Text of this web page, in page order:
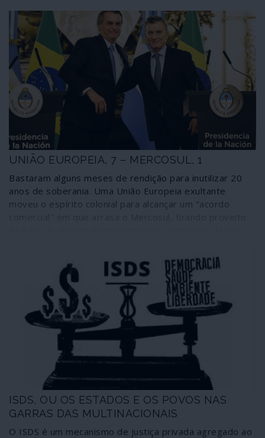
interesses coloniais na América Latina. Foram criados na
Venezuela pelo homem de Trump, Elliot Abrams, que há
30 anos os forjara na Nicarágua.
UNIÃO EUROPEIA, 7 – MERCOSUL, 1
Bastaram alguns meses de rendição para inutilizar 20
anos de soberania. Uma União Europeia exultante
moveu o espírito colonial para alcançar um "acordo
ISDS, OU OS ESTADOS E OS POVOS NAS
GARRAS DAS MULTINACIONAIS
O ISDS é um mecanismo de justiça privada agregado ao